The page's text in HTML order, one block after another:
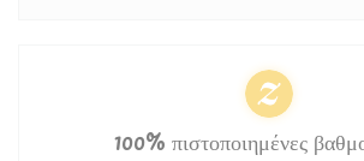
100% πιστοποιημένες